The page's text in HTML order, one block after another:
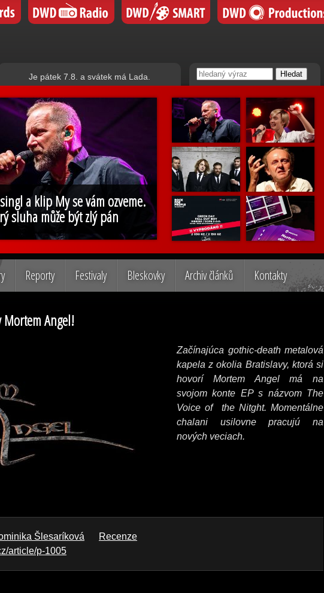
Je pátek 7.8. a svátek má Lada.
a klip My se vám ozveme.
sluha může být zlý pán
Reporty Festivaly Bleskovky Archiv článků Kontakty
Angel!
Začínajúca gothic-death metalová
kapela z okolia Bratislavy, ktorá si
hovorí Mortem Angel má na
svojom konte EP s názvom The
Voice of the Nitght. Momentálne
chalani usilovne pracujú na
nových veciach.
Šlesaríková
Recenze
article/p-1005